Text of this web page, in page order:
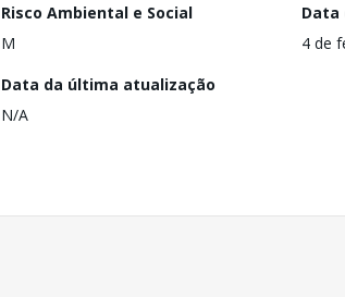
Risco Ambiental e Social
M
Data
4 de
Data da última atualização
N/A